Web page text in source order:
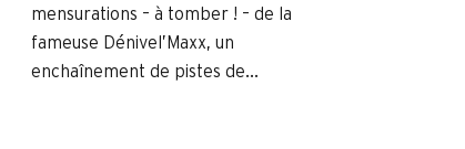
mensurations – à tomber ! – de la
fameuse Dénivel’Maxx, un
enchaînement de pistes de...